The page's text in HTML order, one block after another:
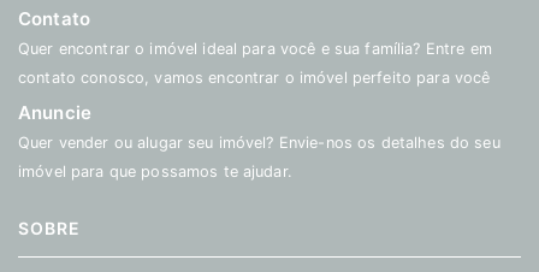
Contato
Quer encontrar o imóvel ideal para você e sua família? Entre em
contato conosco, vamos encontrar o imóvel perfeito para você
Anuncie
Quer vender ou alugar seu imóvel? Envie-nos os detalhes do seu
imóvel para que possamos te ajudar.
SOBRE